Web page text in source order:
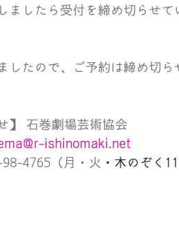
したら受付を締め切らせて
たので、ご予約は締め切ら
】 石巻劇場芸術協会
ishinomaki.net
4765（月・火 ・木のぞく